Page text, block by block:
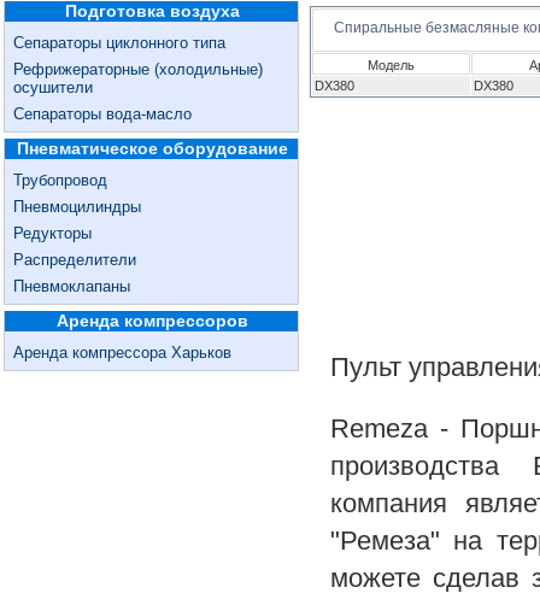
Подготовка воздуха
Сепараторы циклонного типа
Рефрижераторные (холодильные)
осушители
Сепараторы вода-масло
Пневматическое оборудование
Трубопровод
Пневмоцилиндры
Редукторы
Распределители
Пневмоклапаны
Аренда компрессоров
Аренда компрессора Харьков
Спиральные безмасляные
Модель
DX380
DX380
Пульт
Remeza -
компания
"Ремеза" на
можете сделав